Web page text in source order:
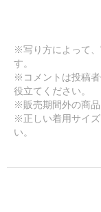
※写り方によって
す。
※コメントは投稿
役立てください。
※販売期間外の商品
※正しい着用サイ
い。